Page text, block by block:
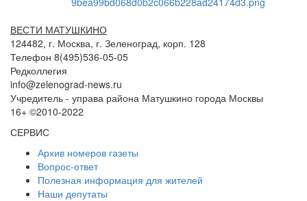
ВЕСТИ МАТУШКИНО
124482, г. Москва, г. Зеленоград, корп. 128
Телефон 8(495)536-05-05
Редколлегия
info@zelenograd-news.ru
Учредитель - управа района Матушкино города Москвы
16+ ©2010-2022
СЕРВИС
Архив номеров газеты
Вопрос-ответ
Полезная информация для жителей
Наши депутаты